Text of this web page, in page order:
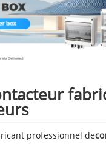
professionnel de